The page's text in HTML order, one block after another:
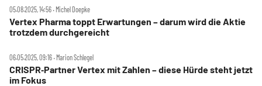
05.08.2025, 14:56 ‧ Michel Doepke
Vertex Pharma toppt Erwartungen – darum wird die Aktie
trotzdem durchgereicht
06.05.2025, 09:16 ‧ Marion Schlegel
CRISPR‑Partner Vertex mit Zahlen – diese Hürde steht jetzt
im Fokus